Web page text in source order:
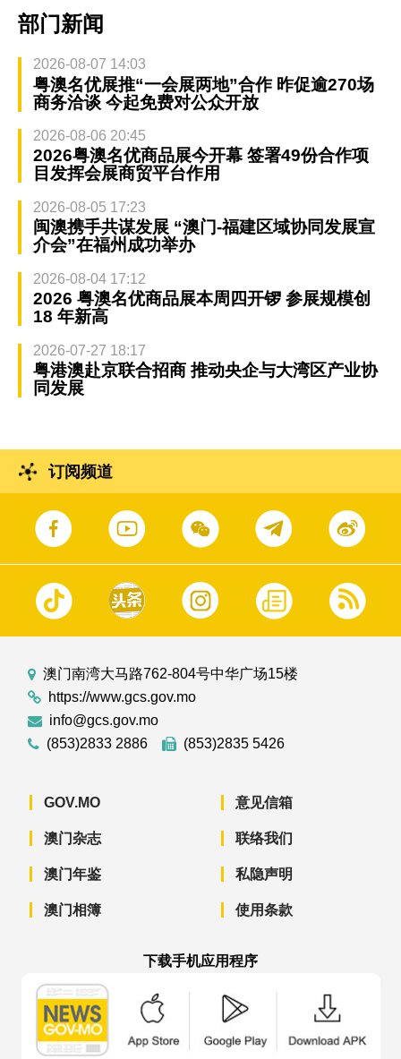
部门新闻
2026-08-07 14:03
粤澳名优展推“一会展两地”合作 昨促逾270场
商务洽谈 今起免费对公众开放
2026-08-06 20:45
2026粤澳名优商品展今开幕 签署49份合作项
目发挥会展商贸平台作用
2026-08-05 17:23
闽澳携手共谋发展 “澳门-福建区域协同发展宣
介会”在福州成功举办
2026-08-04 17:12
2026 粤澳名优商品展本周四开锣 参展规模创
18 年新高
2026-07-27 18:17
粤港澳赴京联合招商 推动央企与大湾区产业协
同发展
订阅频道
澳门南湾大马路762-804号中华广场15楼
https://www.gcs.gov.mo
info@gcs.gov.mo
(853)2833 2886
(853)2835 5426
GOV.MO
澳门杂志
澳门年鉴
澳门相簿
意见信箱
联络我们
私隐声明
使用条款
下载手机应用程序